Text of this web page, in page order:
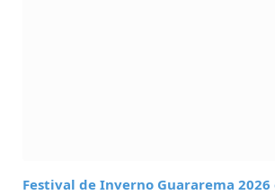
Festival de Inverno Guararema 2026